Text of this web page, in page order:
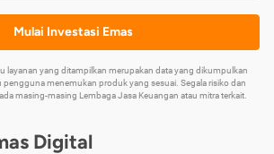
Mulai Investasi Emas
layanan yang ditampilkan merupakan data yang dikumpulkan
menemukan produk yang sesuai. Segala risiko dan
masing-masing Lembaga Jasa Keuangan atau mitra terkait.
Digital